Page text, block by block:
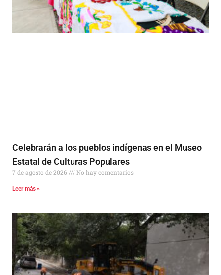
Celebrarán a los pueblos indígenas en el Museo
Estatal de Culturas Populares
7 de agosto de 2026 No hay comentarios
Leer más »